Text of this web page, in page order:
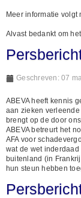
Meer informatie volgt
Alvast bedankt om
Geschreven: 07
ABEVA heeft kennis
aan zieken
brengt op de door
ABEVA betreurt het
AFA voor
wat de wet
buitenland (in
hun steun hebben